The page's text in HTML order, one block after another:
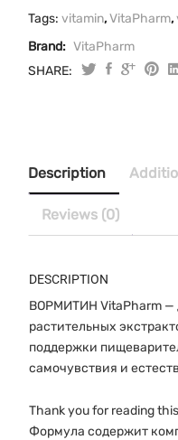
quantity
Tags: vitamin,VitaPharm,
Brand: VitaPharm
SHARE:
Description
Reviews (0)
DESCRIPTION
ВОРМИТИН VitaPharm —
растительных
поддержки
самочувствия и
Thank you for reading
Формула содержит